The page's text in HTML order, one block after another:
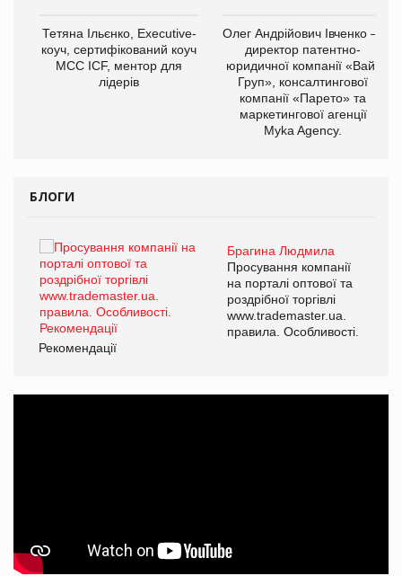
Тетяна Ільєнко, Executive-
коуч, сертифікований коуч
МСС ICF, ментор для
лідерів
Олег Андрійович Івченко —
директор патентно-
юридичної компанії «Вайз
Груп», консалтингової
компанії «Парето» та
маркетингової агенції
Myka Agency.
БЛОГИ
Брагина Людмила
Просування компанії
на порталі оптової та
роздрібної торгівлі
www.trademaster.ua.
правила. Особливості.
Рекомендації